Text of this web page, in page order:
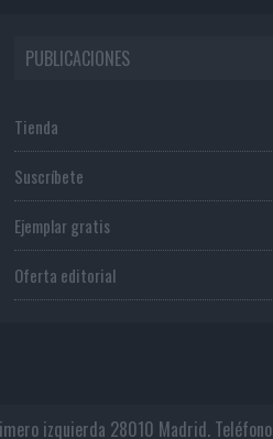
PUBLICACIONES
Tienda
Suscríbete
Ejemplar gratis
Oferta editorial
izquierda 28010 Madrid. Teléfono